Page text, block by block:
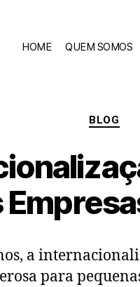
HOME QUEM SOMOS
BLOG
a
para